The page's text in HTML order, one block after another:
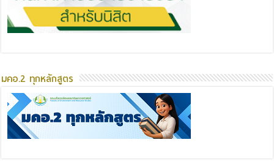
มคอ.2 ทุกหลักสูตร